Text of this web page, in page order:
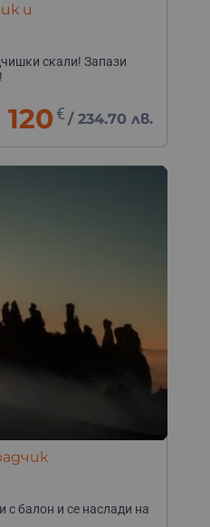
и
скали! Запази
120 € / 234.70 лв.
с балон и се наслади на